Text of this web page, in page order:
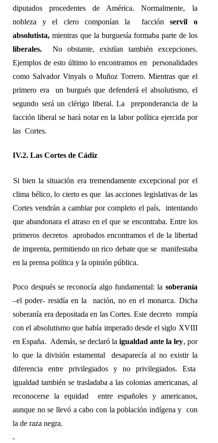
diputados procedentes de América. Normalmente, la
nobleza y el clero componían la  facción servil o
absolutista,
mientras que la burguesía formaba parte de los
liberales. No obstante, existían también excepciones.
Ejemplos de esto último lo encontramos en  personalidades
como Salvador Vinyals o Muñoz Torrero. Mientras que el
primero era  un burgués que defenderá el absolutismo, el
segundo será un clérigo liberal. La  preponderancia de la
facción liberal se hará notar en la labor política ejercida por
las  Cortes.
IV.2. Las Cortes de Cádiz
Si bien la situación era tremendamente excepcional por el
clima bélico, lo cierto es que  las acciones legislativas de las
Cortes vendrán a cambiar por completo el país,  intentando
que abandonara el atraso en el que se encontraba. Entre los
primeros decretos  aprobados encontramos el de la libertad
de imprenta, permitiendo un rico debate que se  manifestaba
en la prensa política y la opinión pública.
Poco después se reconocía algo fundamental: la
–el poder- residía en la  nación, no en el monarca. Dicha
soberanía era depositada en las Cortes. Este decreto  rompía
con el absolutismo que había imperado desde el siglo XVIII
en España.  Además, se declaró la igualdad ante la ley, por
lo que la división estamental  desaparecía al no existir la
diferencia entre privilegiados y no privilegiados. Esta
igualdad también se trasladaba a las colonias americanas, al
reconocerse la equidad  entre españoles y americanos,
aunque no se llevó a cabo con la población indígena y  con
la de raza negra.